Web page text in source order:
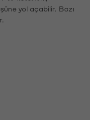
yol açabilir. Bazı